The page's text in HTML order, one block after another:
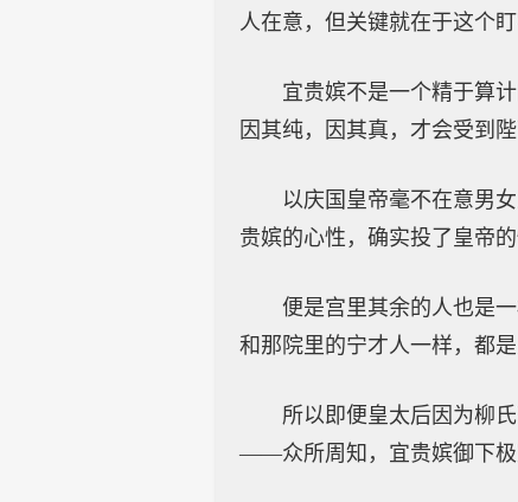
人在意，但关键就在于这个
宜贵嫔不是一个精于算
因其纯，因其真，才会受到
以庆国皇帝毫不在意男
贵嫔的心性，确实投了皇帝的
便是宫里其余的人也是
和那院里的宁才人一样，都
所以即便皇太后因为柳
——众所周知，宜贵嫔御下极